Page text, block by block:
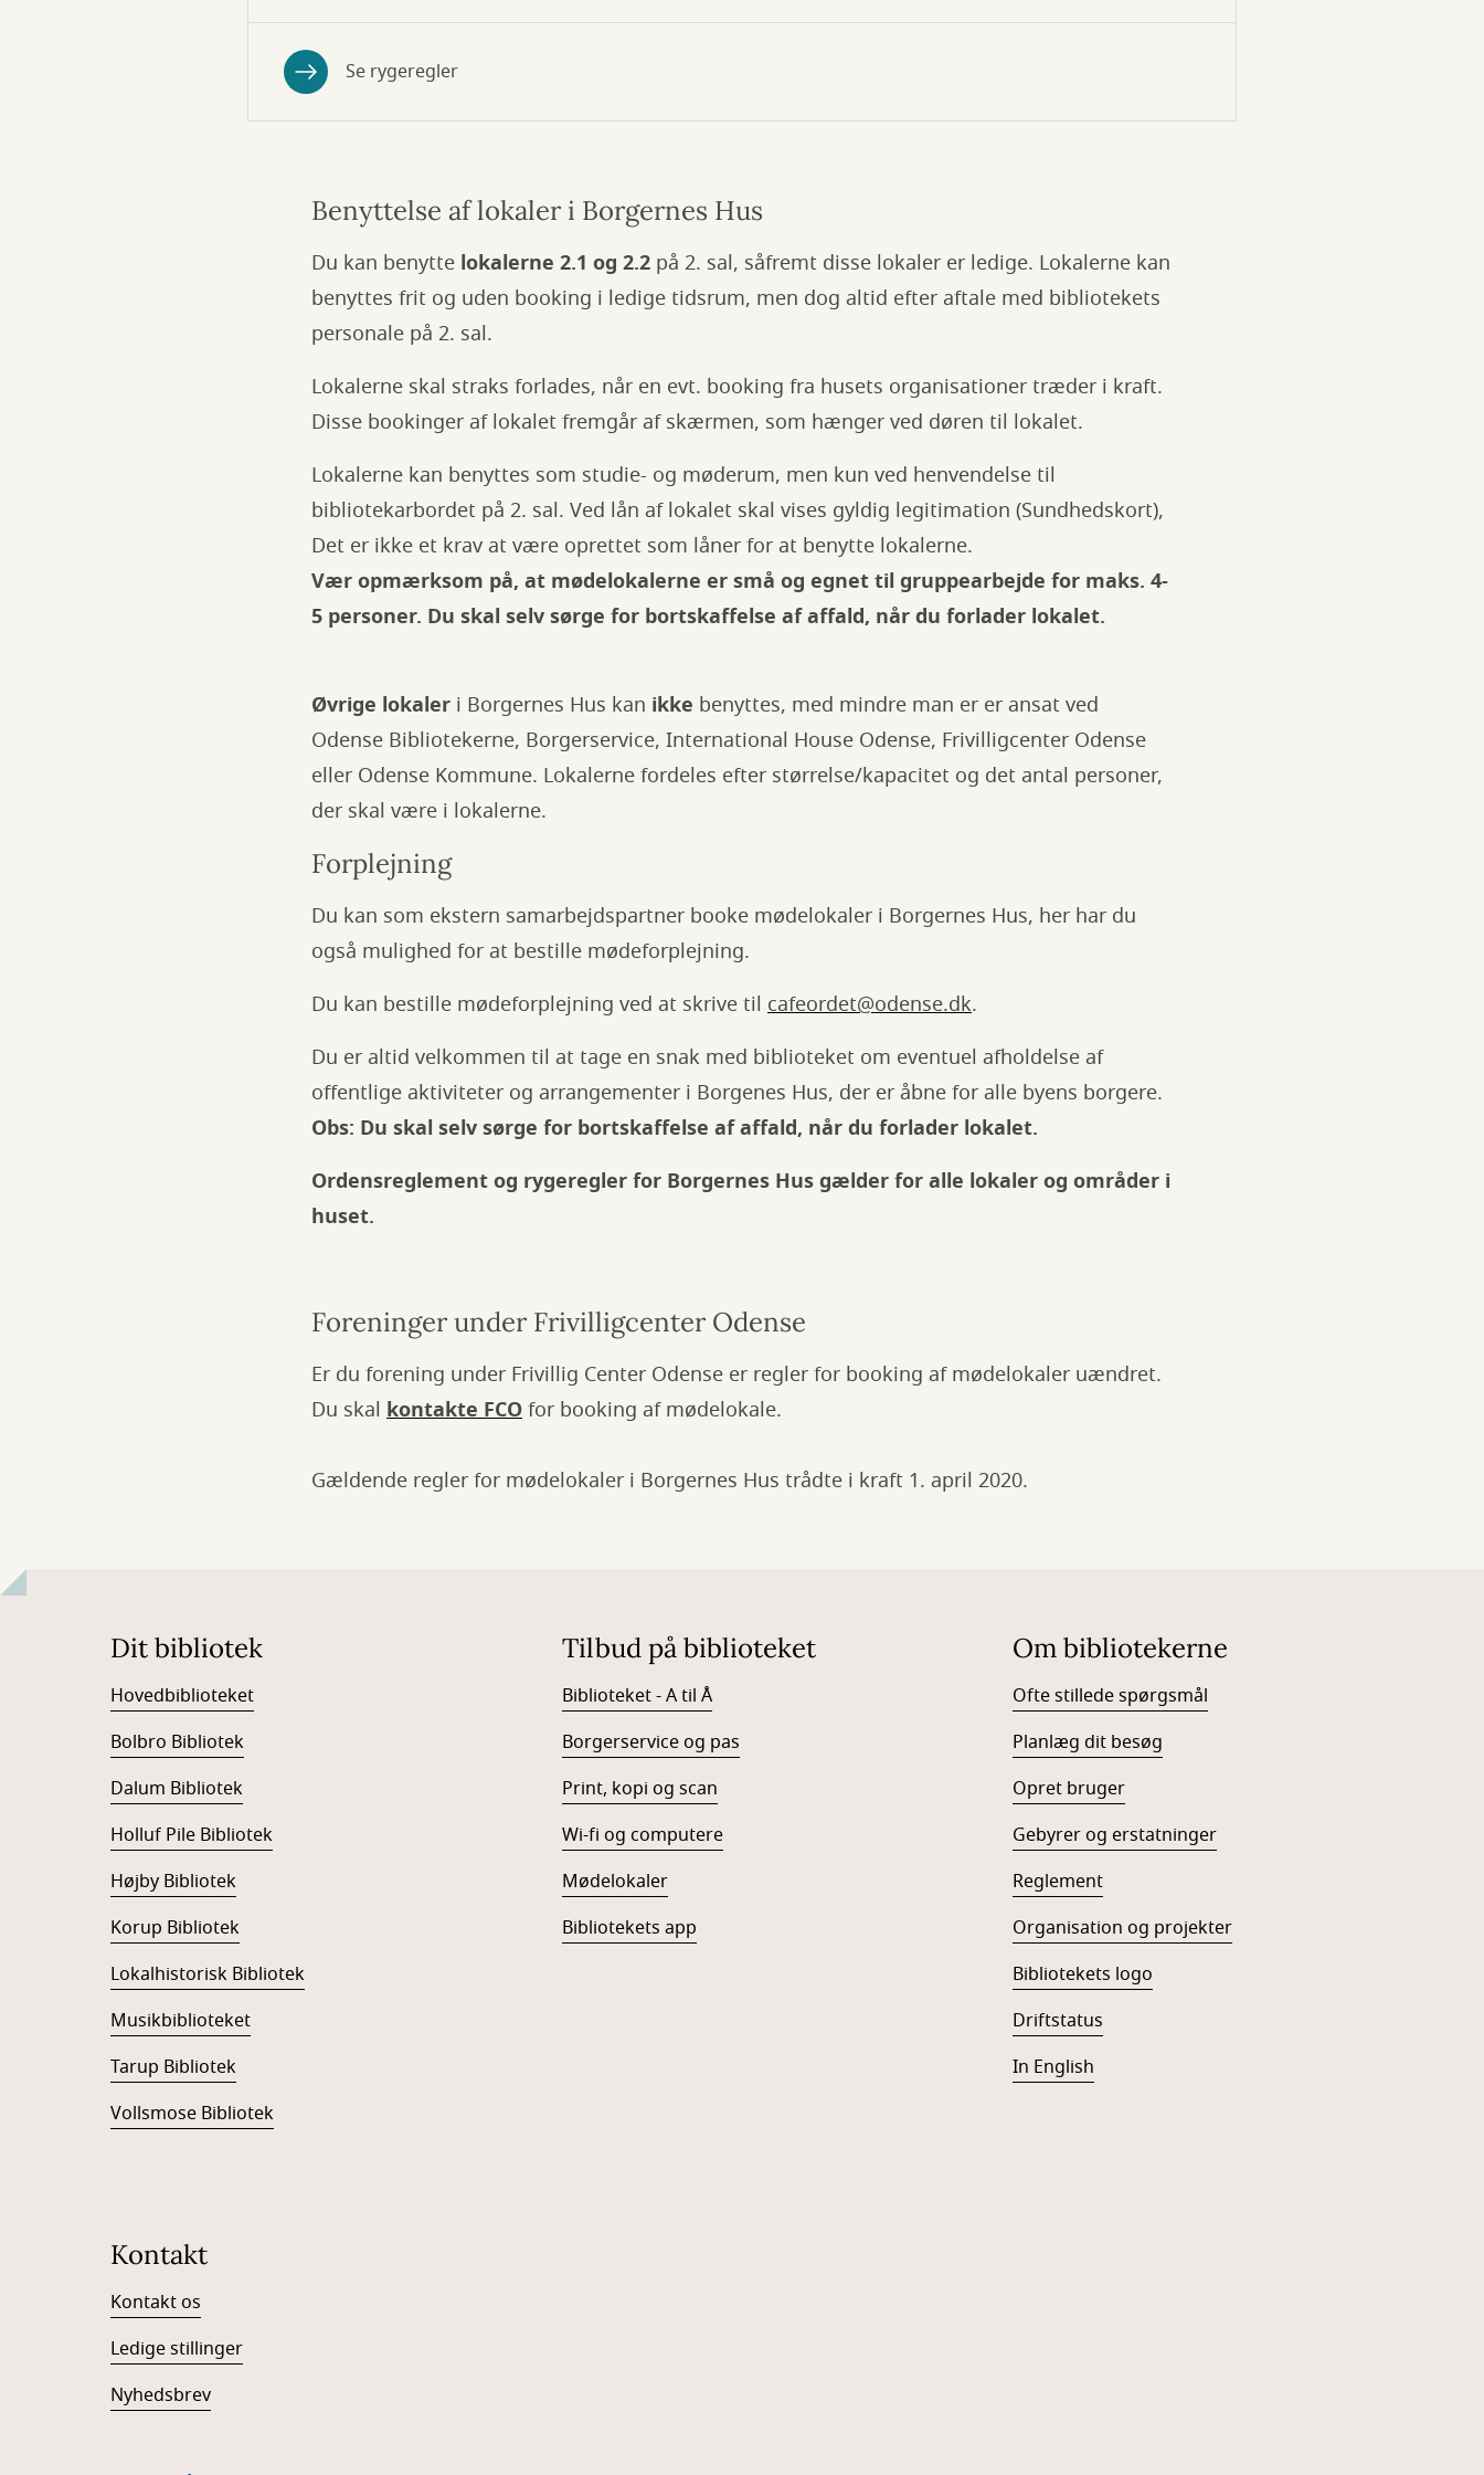
Se rygeregler
Benyttelse af lokaler i Borgernes Hus
Du kan benytte lokalerne 2.1 og 2.2 på 2. sal, såfremt disse lokaler er ledige. Lokalerne kan
benyttes frit og uden booking i ledige tidsrum, men dog altid efter aftale med bibliotekets
personale på 2. sal.
Lokalerne skal straks forlades, når en evt. booking fra husets organisationer træder i kraft.
Disse bookinger af lokalet fremgår af skærmen, som hænger ved døren til lokalet.
Lokalerne kan benyttes som studie- og møderum, men kun ved henvendelse til
bibliotekarbordet på 2. sal. Ved lån af lokalet skal vises gyldig legitimation (Sundhedskort),
Det er ikke et krav at være oprettet som låner for at benytte lokalerne.
Vær opmærksom på, at mødelokalerne er små og egnet til gruppearbejde for maks. 4-
5 personer. Du skal selv sørge for bortskaffelse af affald, når du forlader lokalet.
Øvrige lokaler i Borgernes Hus kan ikke benyttes, med mindre man er er ansat ved
Odense Bibliotekerne, Borgerservice, International House Odense, Frivilligcenter Odense
eller Odense Kommune. Lokalerne fordeles efter størrelse/kapacitet og det antal personer,
der skal være i lokalerne.
Forplejning
Du kan som ekstern samarbejdspartner booke mødelokaler i Borgernes Hus, her har du
også mulighed for at bestille mødeforplejning.
Du kan bestille mødeforplejning ved at skrive til cafeordet@odense.dk.
Du er altid velkommen til at tage en snak med biblioteket om eventuel afholdelse af
offentlige aktiviteter og arrangementer i Borgenes Hus, der er åbne for alle byens borgere.
Obs: Du skal selv sørge for bortskaffelse af affald, når du forlader lokalet.
Ordensreglement og rygeregler for Borgernes Hus gælder for alle lokaler og områder i
huset.
Foreninger under Frivilligcenter Odense
Er du forening under Frivillig Center Odense er regler for booking af mødelokaler uændret.
Du skal kontakte FCOfor booking af mødelokale.
Gældende regler for mødelokaler i Borgernes Hus trådte i kraft 1. april 2020.
Dit bibliotek
Hovedbiblioteket
Bolbro Bibliotek
Dalum Bibliotek
Holluf Pile Bibliotek
Højby Bibliotek
Korup Bibliotek
Lokalhistorisk Bibliotek
Musikbiblioteket
Tarup Bibliotek
Vollsmose Bibliotek
Tilbud på biblioteket
Biblioteket - A til Å
Borgerservice og pas
Print, kopi og scan
Wi-fi og computere
Mødelokaler
Bibliotekets app
Om bibliotekerne
Ofte stillede spørgsmål
Planlæg dit besøg
Opret bruger
Gebyrer og erstatninger
Reglement
Organisation og projekter
Bibliotekets logo
Driftstatus
In English
Kontakt
Kontakt os
Ledige stillinger
Nyhedsbrev